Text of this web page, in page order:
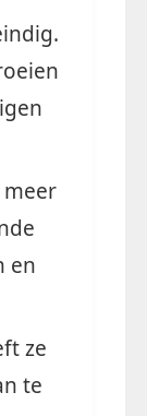
meer
en
ze
te